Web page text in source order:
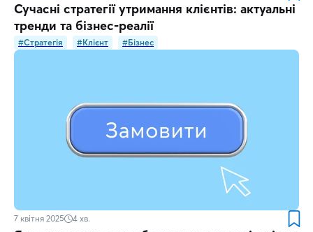
Сучасні стратегії утримання клієнтів: актуальні
тренди та бізнес-реалії
#Стратегія #Клієнт #Бізнес
7 квітня 2025 4 хв.